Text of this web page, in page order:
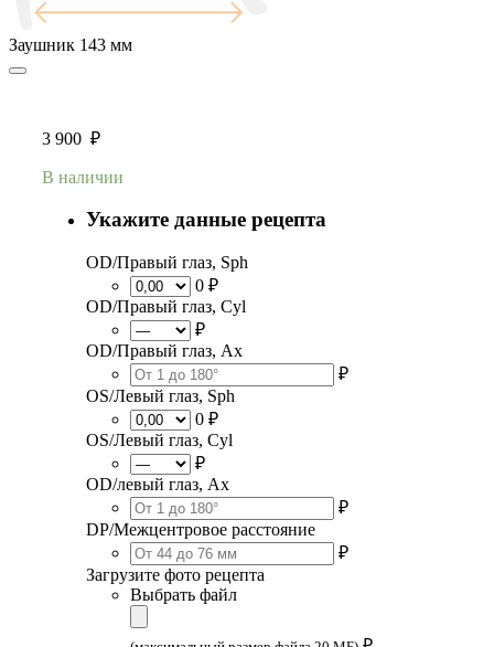
Заушник 143 мм
3 900 ₽
В наличии
Укажите данные рецепта
OD/Правый глаз, Sph
0 ₽
OD/Правый глаз, Cyl
₽
OD/Правый глаз, Ax
₽
OS/Левый глаз, Sph
0 ₽
OS/Левый глаз, Cyl
₽
OD/левый глаз, Ax
₽
DP/Межцентровое расстояние
₽
Загрузите фото рецепта
Выбрать файл